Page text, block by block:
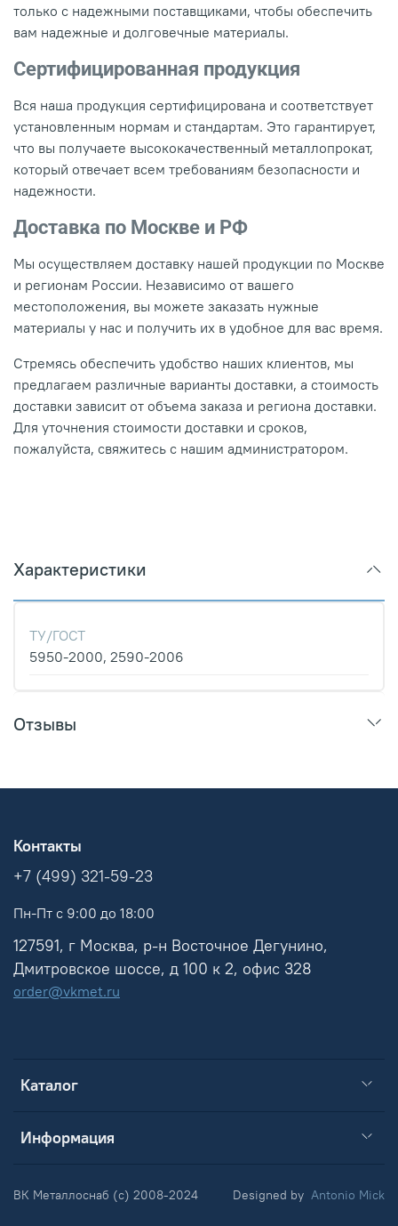
только с надежными поставщиками, чтобы обеспечить
вам надежные и долговечные материалы.
Сертифицированная продукция
Вся наша продукция сертифицирована и соответствует
установленным нормам и стандартам. Это гарантирует,
что вы получаете высококачественный металлопрокат,
который отвечает всем требованиям безопасности и
надежности.
Доставка по Москве и РФ
Мы осуществляем доставку нашей продукции по Москве
и регионам России. Независимо от вашего
местоположения, вы можете заказать нужные
материалы у нас и получить их в удобное для вас время.
Стремясь обеспечить удобство наших клиентов, мы
предлагаем различные варианты доставки, а стоимость
доставки зависит от объема заказа и региона доставки.
Для уточнения стоимости доставки и сроков,
пожалуйста, свяжитесь с нашим администратором.
Характеристики
ТУ/ГОСТ
5950-2000, 2590-2006
Отзывы
Каталог
Информация
Контакты
+7 (499) 321-59-23
Пн-Пт с 9:00 до 18:00
127591, г Москва, р-н Восточное Дегунино,
Дмитровское шоссе, д 100 к 2, офис 328
order@vkmet.ru
ВК Металлоснаб (c) 2008-2024 Designed by Antonio Mick